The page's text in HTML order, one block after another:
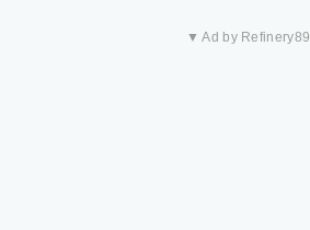
▼ Ad by Refinery89